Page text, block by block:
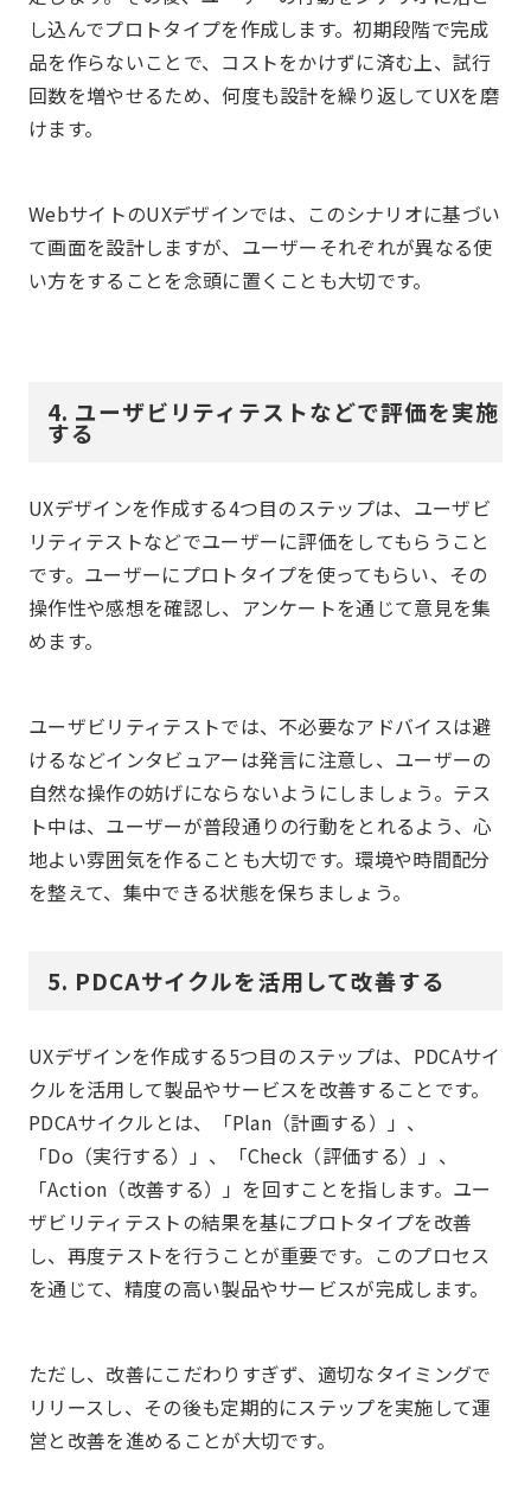
し込んでプロトタイプを作成します。初期段階で完成
品を作らないことで、コストをかけずに済む上、試行
回数を増やせるため、何度も設計を繰り返してUXを磨
けます。
WebサイトのUXデザインでは、このシナリオに基づい
て画面を設計しますが、ユーザーそれぞれが異なる使
い方をすることを念頭に置くことも大切です。
4. ユーザビリティテストなどで評価を実施
する
UXデザインを作成する4つ目のステップは、ユーザビ
リティテストなどでユーザーに評価をしてもらうこと
です。ユーザーにプロトタイプを使ってもらい、その
操作性や感想を確認し、アンケートを通じて意見を集
めます。
ユーザビリティテストでは、不必要なアドバイスは避
けるなどインタビュアーは発言に注意し、ユーザーの
自然な操作の妨げにならないようにしましょう。テス
ト中は、ユーザーが普段通りの行動をとれるよう、心
地よい雰囲気を作ることも大切です。環境や時間配分
を整えて、集中できる状態を保ちましょう。
5. PDCAサイクルを活用して改善する
UXデザインを作成する5つ目のステップは、PDCAサイ
クルを活用して製品やサービスを改善することです。
PDCAサイクルとは、「Plan（計画する）」、
「Do（実行する）」、「Check（評価する）」、
「Action（改善する）」を回すことを指します。ユー
ザビリティテストの結果を基にプロトタイプを改善
し、再度テストを行うことが重要です。このプロセス
を通じて、精度の高い製品やサービスが完成します。
ただし、改善にこだわりすぎず、適切なタイミングで
リリースし、その後も定期的にステップを実施して運
営と改善を進めることが大切です。